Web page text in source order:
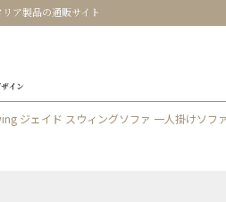
ア製品の通販サイト
ザイン
ジェイド スウィングソファ 一人掛けソファ